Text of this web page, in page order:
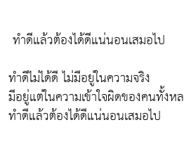
ทำดีแล้วต้องได้ดีแน่นอนเสมอไป
ทำดีไม่ได้ดี ไม่มีอยู่ในความจริง
มีอยู่แต่ในความเข้าใจผิดของคนทั้งห
ทำดีแล้วต้องได้ดีแน่นอนเสมอไป